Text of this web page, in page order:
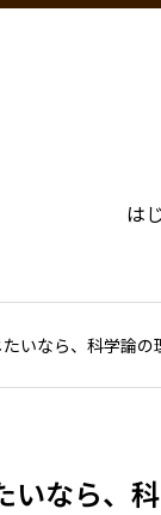
は
いなら、科学論の
いなら、